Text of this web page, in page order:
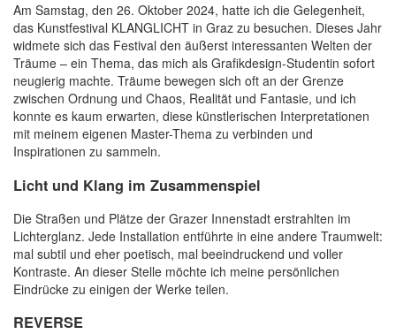
Am Samstag, den 26. Oktober 2024, hatte ich die Gelegenheit,
das Kunstfestival KLANGLICHT in Graz zu besuchen. Dieses Jahr
widmete sich das Festival den äußerst interessanten Welten der
Träume – ein Thema, das mich als Grafikdesign-Studentin sofort
neugierig machte. Träume bewegen sich oft an der Grenze
zwischen Ordnung und Chaos, Realität und Fantasie, und ich
konnte es kaum erwarten, diese künstlerischen Interpretationen
mit meinem eigenen Master-Thema zu verbinden und
Inspirationen zu sammeln.
Licht und Klang im Zusammenspiel
Die Straßen und Plätze der Grazer Innenstadt erstrahlten im
Lichterglanz. Jede Installation entführte in eine andere Traumwelt:
mal subtil und eher poetisch, mal beeindruckend und voller
Kontraste. An dieser Stelle möchte ich meine persönlichen
Eindrücke zu einigen der Werke teilen.
REVERSE